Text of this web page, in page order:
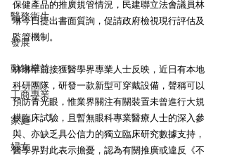
醫務衛生
發展
動物權益
工商專業
家庭
婦女
保健產品的推廣規管情況，民建聯立法會議員林
琳今日提出書面質詢，促請政府檢視現行評估及
監管機制。
林琳早前接獲醫學界專業人士反映，近日有本地
科研團隊，研發一款新型可穿戴設備，聲稱可以
預防青光眼，惟業界關注有關裝置未曾進行大規
模臨床試驗，且暫無眼科專業醫療人士的深入參
與、亦缺乏具公信力的獨立臨床研究數據支持，
醫學界對此表示擔憂，認為有關推廣或違反《不